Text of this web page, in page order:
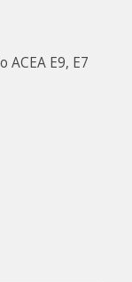
ACEA E9, E7